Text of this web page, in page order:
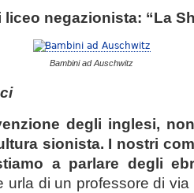
negazionista: “La
Bambini ad Auschwitz
degli inglesi,
sionista. I nostri
a parlare degli
urla di un professore di